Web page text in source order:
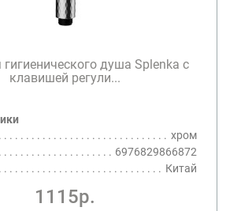
душа Splenka с
клавишей регули...
хром
6976829866872
Китай
1115р.